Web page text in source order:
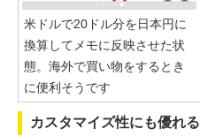
米ドルで20ドル分を日本円に
換算してメモに反映させた状
態。海外で買い物をするとき
に便利そうです
カスタマイズ性にも優れる